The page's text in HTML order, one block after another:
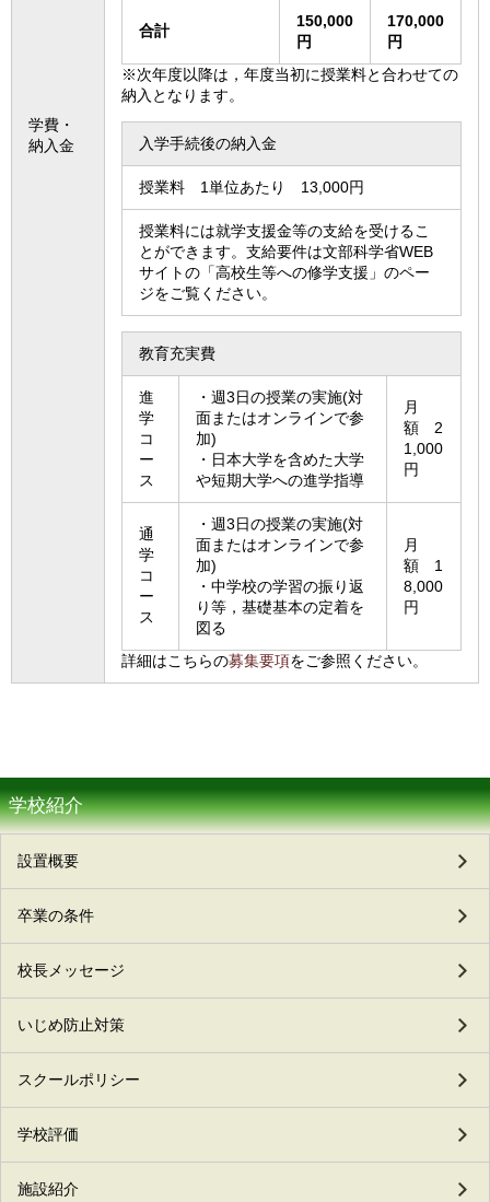
学費・
納入金
合計
150,000
円
170,000
円
※次年度以降は，年度当初に授業料と合わせての
納入となります。
入学手続後の納入金
授業料 1単位あたり 13,000円
授業料には就学支援金等の支給を受けるこ
とができます。支給要件は文部科学省WEB
サイトの「高校生等への修学支援」のペー
ジをご覧ください。
教育充実費
進
学
コ
ー
ス
・週3日の授業の実施(対
面またはオンラインで参
加)
・日本大学を含めた大学
や短期大学への進学指導
月
額 2
1,000
円
通
学
コ
ー
ス
・週3日の授業の実施(対
面またはオンラインで参
加)
・中学校の学習の振り返
り等，基礎基本の定着を
図る
月
額 1
8,000
円
詳細はこちらの募集要項をご参照ください。
学校紹介
設置概要
卒業の条件
校長メッセージ
いじめ防止対策
スクールポリシー
学校評価
施設紹介